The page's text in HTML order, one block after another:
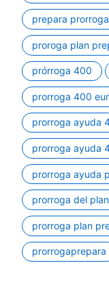
prepara prorroga
proroga plan
prórroga 400
prorroga 400
prorroga ayuda
prorroga ayuda
prorroga ayuda
prorroga del
prorroga plan
prorrogaprepara